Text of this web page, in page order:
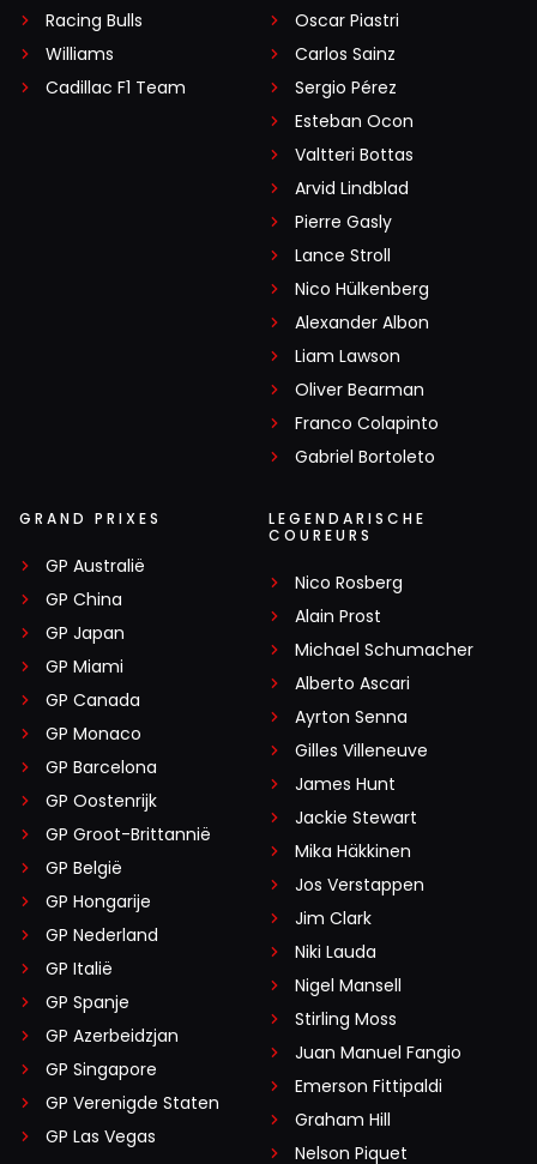
Racing Bulls
Williams
Cadillac F1 Team
Oscar Piastri
Carlos Sainz
Sergio Pérez
Esteban Ocon
Valtteri Bottas
Arvid Lindblad
Pierre Gasly
Lance Stroll
Nico Hülkenberg
Alexander Albon
Liam Lawson
Oliver Bearman
Franco Colapinto
Gabriel Bortoleto
GRAND PRIXES
GP Australië
GP China
GP Japan
GP Miami
GP Canada
GP Monaco
GP Barcelona
GP Oostenrijk
GP Groot-Brittannië
GP België
GP Hongarije
GP Nederland
GP Italië
GP Spanje
GP Azerbeidzjan
GP Singapore
GP Verenigde Staten
GP Las Vegas
LEGENDARISCHE
COUREURS
Nico Rosberg
Alain Prost
Michael Schumacher
Alberto Ascari
Ayrton Senna
Gilles Villeneuve
James Hunt
Jackie Stewart
Mika Häkkinen
Jos Verstappen
Jim Clark
Niki Lauda
Nigel Mansell
Stirling Moss
Juan Manuel Fangio
Emerson Fittipaldi
Graham Hill
Nelson Piquet